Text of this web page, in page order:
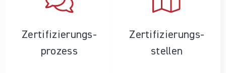
Zertifizierungs­
prozess
Zertifizierungs­
stellen